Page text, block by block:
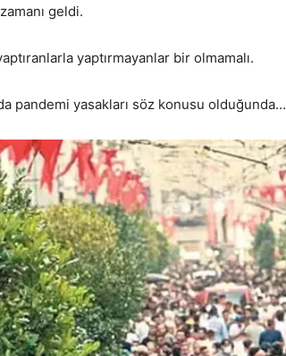
geldi.
yaptırmayanlar bir olmamalı.
pandemi yasakları söz konusu olduğunda…